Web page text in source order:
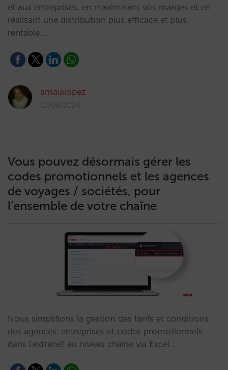
et aux entreprises, en maximisant vos marges et en
réalisant une distribution plus efficace et plus
rentable.…
amaialopez
12/06/2024
Vous pouvez désormais gérer les
codes promotionnels et les agences
de voyages / sociétés, pour
l’ensemble de votre chaîne
Nous simplifions la gestion des tarifs et conditions
des agences, entreprises et codes promotionnels
dans l'extranet au niveau chaîne via Excel.…